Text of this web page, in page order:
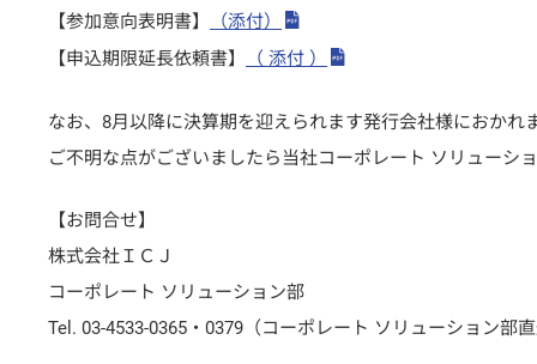
【参加意向表明書】
（添付）
【申込期限延長依頼書】
（ 添付 ）
なお、8月以降に決算期を迎えられます発行会社様におか
ご不明な点がございましたら当社コーポレート ソリューシ
【お問合せ】
株式会社ＩＣＪ
コーポレート ソリューション部
Tel. 03-4533-0365・0379（コーポレート ソリューション部